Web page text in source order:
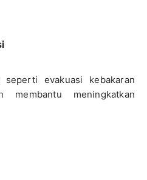
evakuasi kebakaran
membantu meningkatkan